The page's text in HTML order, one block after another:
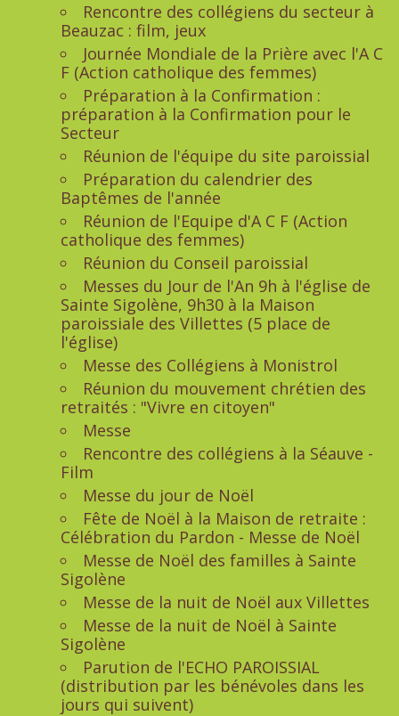
Rencontre des collégiens du secteur à
Beauzac : film, jeux
Journée Mondiale de la Prière avec l'A C
F (Action catholique des femmes)
Préparation à la Confirmation :
préparation à la Confirmation pour le
Secteur
Réunion de l'équipe du site paroissial
Préparation du calendrier des
Baptêmes de l'année
Réunion de l'Equipe d'A C F (Action
catholique des femmes)
Réunion du Conseil paroissial
Messes du Jour de l'An 9h à l'église de
Sainte Sigolène, 9h30 à la Maison
paroissiale des Villettes (5 place de
l'église)
Messe des Collégiens à Monistrol
Réunion du mouvement chrétien des
retraités : "Vivre en citoyen"
Messe
Rencontre des collégiens à la Séauve -
Film
Messe du jour de Noël
Fête de Noël à la Maison de retraite :
Célébration du Pardon - Messe de Noël
Messe de Noël des familles à Sainte
Sigolène
Messe de la nuit de Noël aux Villettes
Messe de la nuit de Noël à Sainte
Sigolène
Parution de l'ECHO PAROISSIAL
(distribution par les bénévoles dans les
jours qui suivent)